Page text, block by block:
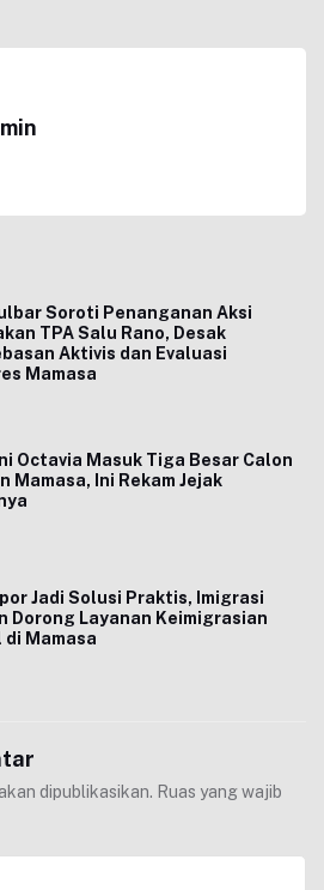
Soroti Penanganan Aksi
TPA Salu Rano, Desak
Aktivis dan Evaluasi
Mamasa
Octavia Masuk Tiga Besar Calon
Mamasa, Ini Rekam Jejak
Jadi Solusi Praktis, Imigrasi
Dorong Layanan Keimigrasian
di Mamasa
dipublikasikan. Ruas yang wajib